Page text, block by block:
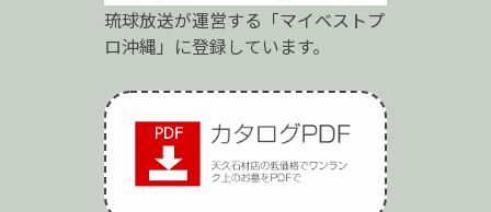
琉球放送が運営する「マイベストプ
ロ沖縄」に登録しています。